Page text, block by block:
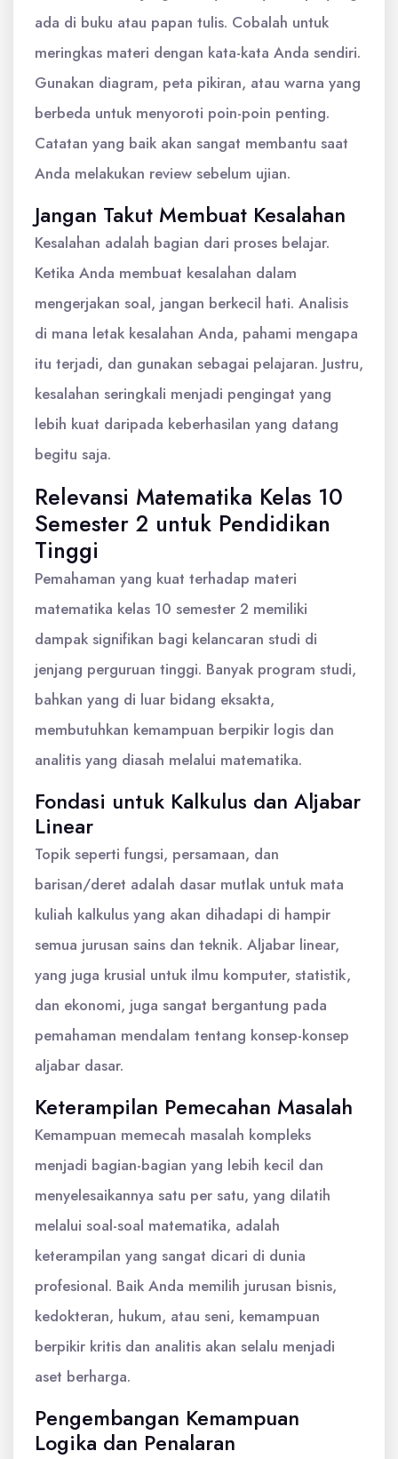
ada di buku atau papan tulis. Cobalah untuk
meringkas materi dengan kata-kata Anda sendiri.
Gunakan diagram, peta pikiran, atau warna yang
berbeda untuk menyoroti poin-poin penting.
Catatan yang baik akan sangat membantu saat
Anda melakukan review sebelum ujian.
Jangan Takut Membuat Kesalahan
Kesalahan adalah bagian dari proses belajar.
Ketika Anda membuat kesalahan dalam
mengerjakan soal, jangan berkecil hati. Analisis
di mana letak kesalahan Anda, pahami mengapa
itu terjadi, dan gunakan sebagai pelajaran. Justru,
kesalahan seringkali menjadi pengingat yang
lebih kuat daripada keberhasilan yang datang
begitu saja.
Relevansi Matematika Kelas 10
Semester 2 untuk Pendidikan
Tinggi
Pemahaman yang kuat terhadap materi
matematika kelas 10 semester 2 memiliki
dampak signifikan bagi kelancaran studi di
jenjang perguruan tinggi. Banyak program studi,
bahkan yang di luar bidang eksakta,
membutuhkan kemampuan berpikir logis dan
analitis yang diasah melalui matematika.
Fondasi untuk Kalkulus dan Aljabar
Linear
Topik seperti fungsi, persamaan, dan
barisan/deret adalah dasar mutlak untuk mata
kuliah kalkulus yang akan dihadapi di hampir
semua jurusan sains dan teknik. Aljabar linear,
yang juga krusial untuk ilmu komputer, statistik,
dan ekonomi, juga sangat bergantung pada
pemahaman mendalam tentang konsep-konsep
aljabar dasar.
Keterampilan Pemecahan Masalah
Kemampuan memecah masalah kompleks
menjadi bagian-bagian yang lebih kecil dan
menyelesaikannya satu per satu, yang dilatih
melalui soal-soal matematika, adalah
keterampilan yang sangat dicari di dunia
profesional. Baik Anda memilih jurusan bisnis,
kedokteran, hukum, atau seni, kemampuan
berpikir kritis dan analitis akan selalu menjadi
aset berharga.
Pengembangan Kemampuan
Logika dan Penalaran